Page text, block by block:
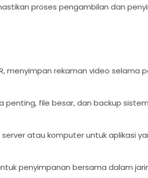
proses pengambilan dan
menyimpan rekaman video selama
file besar, dan backup
atau komputer untuk aplikasi
penyimpanan bersama dalam